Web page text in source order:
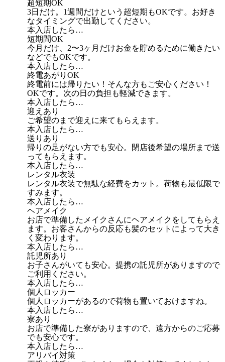
超短期OK
3日だけ。1週間だけという超短期もOKです。お好き
なタイミングで出勤してください。
本入店したら…
短期間OK
今月だけ、2〜3ヶ月だけお金を貯めるために働きたい
などでもOKです。
本入店したら…
終電あがりOK
終電前には帰りたい！そんな方もご安心ください！
OKです。次の日の負担も軽減できます。
本入店したら…
迎えあり
ご希望のまで迎えに来てもらえます。
本入店したら…
送りあり
帰りの足がない方でも安心。閉店後希望の場所まで送
ってもらえます。
本入店したら…
レンタル衣装
レンタル衣装で無駄な経費をカット。荷物も最低限で
すみます。
本入店したら…
ヘアメイク
お店で準備したメイクさんにヘアメイクをしてもらえ
ます。お客さんからの反応も髪のセットによって大き
く変わります。
本入店したら…
託児所あり
お子さんがいても安心。提携の託児所がありますので
ご利用ください。
本入店したら…
個人ロッカー
個人ロッカーがあるので荷物も置いておけますね。
本入店したら…
寮あり
お店で準備した寮がありますので、遠方からのご応募
でも安心です。
本入店したら…
アリバイ対策